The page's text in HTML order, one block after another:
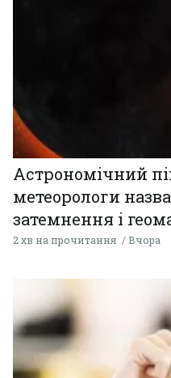
Астрономічний
метеорологи
затемнення і
2 хв на прочитання Вчора